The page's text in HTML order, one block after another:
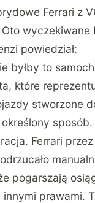
Ferrari z
wyczekiwane
powiedział:
byłby to
które
stworzone
sposób.
Ferrari
pogarszają
prawami.